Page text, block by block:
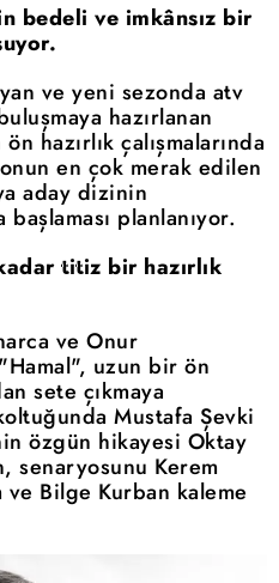
bedeli ve imkânsız bir
ve yeni sezonda atv
hazırlanan
hazırlık çalışmalarında
en çok merak edilen
aday dizinin
planlanıyor.
titiz bir hazırlık
ve Onur
uzun bir ön
sete çıkmaya
Mustafa Şevki
özgün hikayesi Oktay
senaryosunu Kerem
Bilge Kurban kaleme